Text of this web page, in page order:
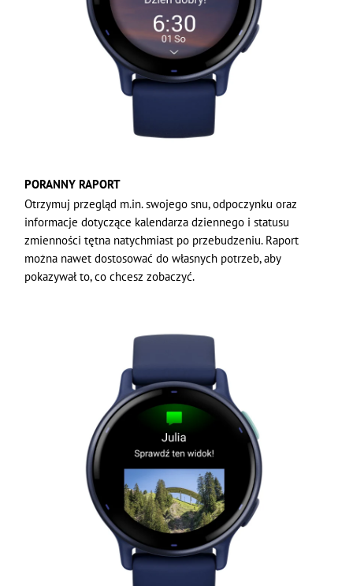
PORANNY RAPORT
Otrzymuj przegląd m.in. swojego snu, odpoczynku oraz
informacje dotyczące kalendarza dziennego i statusu
zmienności tętna natychmiast po przebudzeniu. Raport
można nawet dostosować do własnych potrzeb, aby
pokazywał to, co chcesz zobaczyć.